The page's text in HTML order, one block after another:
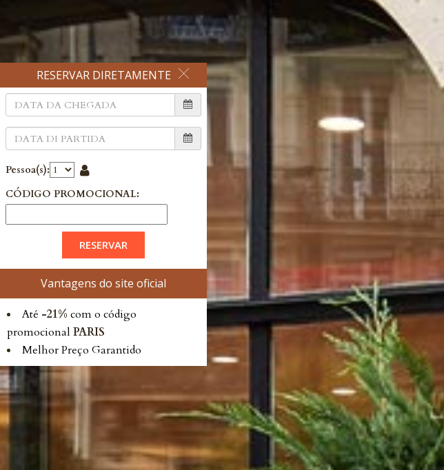
RESERVAR DIRETAMENTE
Pessoa(s):
CÓDIGO PROMOCIONAL:
Vantagens do site oficial
Até -21% com o código
promocional PARIS
Melhor Preço Garantido